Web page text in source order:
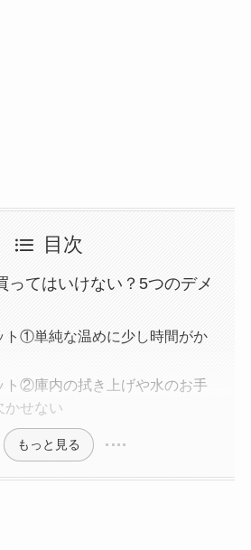
目次
ってはいけない？5つのデメ
ト①単純な温めに少し時間がか
ト②庫内の拭き上げや水のお手
かせない
もっと見る